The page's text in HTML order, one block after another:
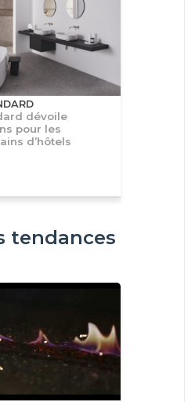
dévoile
pour les
d’hôtels
tendances